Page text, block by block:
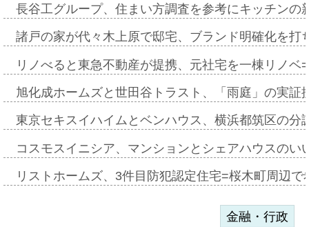
長谷工グループ、住まい方調査を参考にキッチン
諸戸の家が代々木上原で邸宅、ブランド明確化を
リノべると東急不動産が提携、元社宅を一棟リノ
旭化成ホームズと世田谷トラスト、「雨庭」の実
東京セキスイハイムとベンハウス、横浜都筑区の
コスモスイニシア、マンションとシェアハウスの
リストホームズ、3件目防犯認定住宅=桜木町周辺
金融・行政